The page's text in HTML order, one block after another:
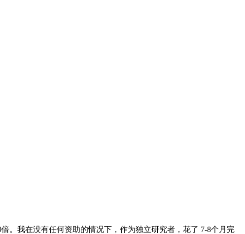
我在没有任何资助的情况下，作为独立研究者，花了 7-8个月完